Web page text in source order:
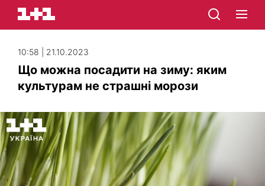
10:58 | 21.10.2023
Що можна посадити на зиму: яким
культурам не страшні морози